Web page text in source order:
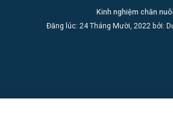
Kinh nghiệm chăn
Đăng lúc: 24 Tháng Mười, 2022 bởi: